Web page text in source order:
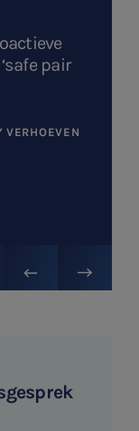
pair
VERHOEVEN